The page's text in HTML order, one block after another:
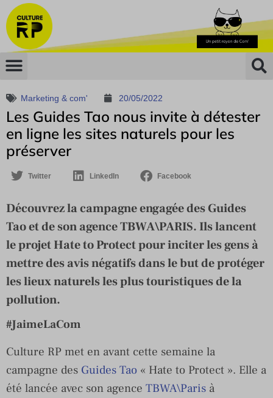
Marketing & com' 20/05/2022
Les Guides Tao nous invite à détester
en ligne les sites naturels pour les
préserver
Twitter LinkedIn Facebook
Découvrez la campagne engagée des Guides
Tao et de son agence TBWA\PARIS. Ils lancent
le projet Hate to Protect pour inciter les gens à
mettre des avis négatifs dans le but de protéger
les lieux naturels les plus touristiques de la
pollution.
#JaimeLaCom
Culture RP met en avant cette semaine la
campagne des Guides Tao « Hate to Protect ». Elle a
été lancée avec son agence TBWA\Paris à